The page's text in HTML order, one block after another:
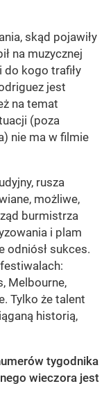
skąd pojawiły
na muzycznej
do kogo trafiły
jest
na temat
(poza
nie ma w filmie
rusza
możliwe,
burmistrza
i plam
odniósł sukces.
Melbourne,
Tylko że talent
historią,
tygodnika
wieczora jest